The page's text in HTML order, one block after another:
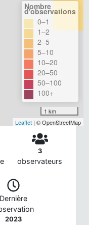
Nombre
d'observations
0–1
1–2
2–5
5–10
10–20
20–50
50–100
100+
1 km
Leaflet | © OpenStreetMap
3
observateurs
Dernière
2023